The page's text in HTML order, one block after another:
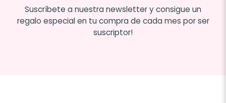
Suscríbete a nuestra newsletter y consigue un
regalo especial en tu compra de cada mes por ser
suscriptor!